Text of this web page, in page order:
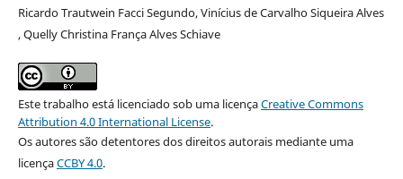
Ricardo Trautwein Facci Segundo, Vinícius de Carvalho Siqueira Alves
, Quelly Christina França Alves Schiave
Este trabalho está licenciado sob uma licençaCreative Commons
Attribution 4.0 International License.
Os autores são detentores dos direitos autorais mediante uma
licençaCCBY 4.0.